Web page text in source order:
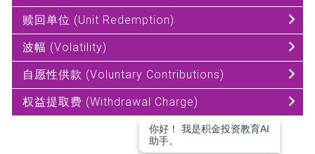
赎回单位 (Unit Redemption)
波幅 (Volatility)
自愿性供款 (Voluntary Contributions)
权益提取费 (Withdrawal Charge)
你好！ 我是积金投资教育AI
助手。